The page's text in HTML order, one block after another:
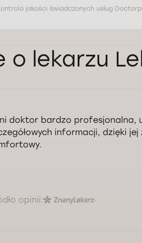
jakości świadczonych usług
o lekarzu
doktor bardzo profesjonalna,
informacji, dzięki
opinii: